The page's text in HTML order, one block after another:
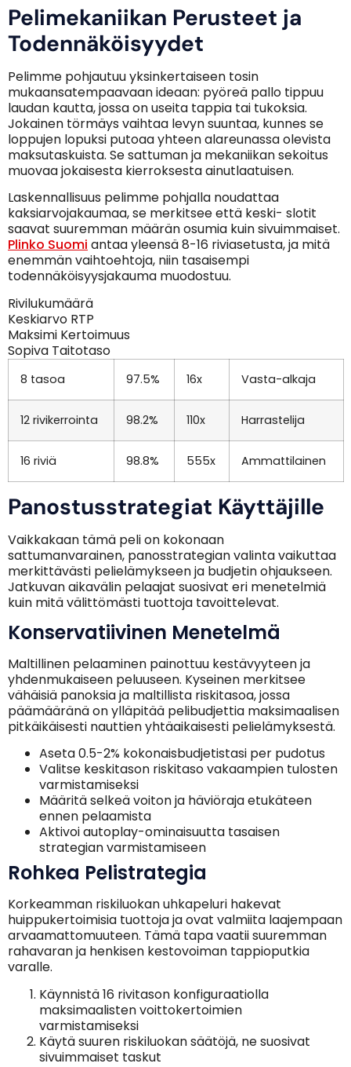
Pelimekaniikan Perusteet ja
Todennäköisyydet
Pelimme pohjautuu yksinkertaiseen tosin
mukaansatempaavaan ideaan: pyöreä pallo tippuu
laudan kautta, jossa on useita tappia tai tukoksia.
Jokainen törmäys vaihtaa levyn suuntaa, kunnes se
loppujen lopuksi putoaa yhteen alareunassa olevista
maksutaskuista. Se sattuman ja mekaniikan sekoitus
muovaa jokaisesta kierroksesta ainutlaatuisen.
Laskennallisuus pelimme pohjalla noudattaa
kaksiarvojakaumaa, se merkitsee että keski- slotit
saavat suuremman määrän osumia kuin sivuimmaiset.
Plinko Suomi antaa yleensä 8-16 riviasetusta, ja mitä
enemmän vaihtoehtoja, niin tasaisempi
todennäköisyysjakauma muodostuu.
Rivilukumäärä
Keskiarvo RTP
Maksimi Kertoimuus
Sopiva Taitotaso
8 tasoa 97.5% 16x Vasta-alkaja
12 rivikerrointa 98.2% 110x Harrastelija
16 riviä 98.8% 555x Ammattilainen
Panostusstrategiat Käyttäjille
Vaikkakaan tämä peli on kokonaan
sattumanvarainen, panosstrategian valinta vaikuttaa
merkittävästi pelielämykseen ja budjetin ohjaukseen.
Jatkuvan aikavälin pelaajat suosivat eri menetelmiä
kuin mitä välittömästi tuottoja tavoittelevat.
Konservatiivinen Menetelmä
Maltillinen pelaaminen painottuu kestävyyteen ja
yhdenmukaiseen peluuseen. Kyseinen merkitsee
vähäisiä panoksia ja maltillista riskitasoa, jossa
päämääränä on ylläpitää pelibudjettia maksimaalisen
pitkäikäisesti nauttien yhtäaikaisesti pelielämyksestä.
Aseta 0.5-2% kokonaisbudjetistasi per pudotus
Valitse keskitason riskitaso vakaampien tulosten
varmistamiseksi
Määritä selkeä voiton ja häviöraja etukäteen
ennen pelaamista
Aktivoi autoplay-ominaisuutta tasaisen
strategian varmistamiseen
Rohkea Pelistrategia
Korkeamman riskiluokan uhkapeluri hakevat
huippukertoimisia tuottoja ja ovat valmiita laajempaan
arvaamattomuuteen. Tämä tapa vaatii suuremman
rahavaran ja henkisen kestovoiman tappioputkia
varalle.
Käynnistä 16 rivitason konfiguraatiolla
maksimaalisten voittokertoimien
varmistamiseksi
Käytä suuren riskiluokan säätöjä, ne suosivat
sivuimmaiset taskut